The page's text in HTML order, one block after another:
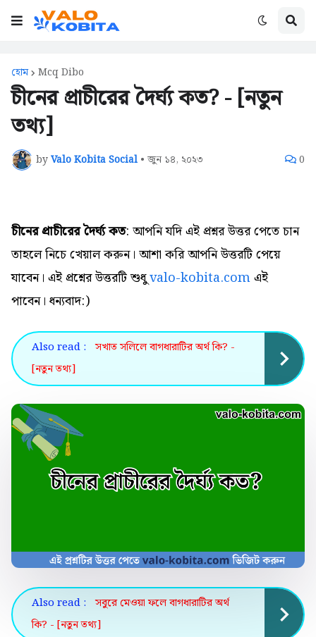
হোম Mcq Dibo
চীনের প্রাচীরের দৈর্ঘ্য কত? - [নতুন
তথ্য]
byValo Kobita Social • জুন ১৪, ২০২৩ 0
চীনের প্রাচীরের দৈর্ঘ্য কত: আপনি যদি এই প্রশ্নর উত্তর পেতে চান
তাহলে নিচে খেয়াল করুন। আশা করি আপনি উত্তরটি পেয়ে
যাবেন। এই প্রশ্নের উত্তরটি শুধুvalo-kobita.comএই
পাবেন। ধন্যবাদ:)
Also read : সখাত সলিলে বাগধারাটির অর্থ কি? -
[নতুন তথ্য]
Also read : সবুরে মেওয়া ফলে বাগধারাটির অর্থ
কি? - [নতুন তথ্য]